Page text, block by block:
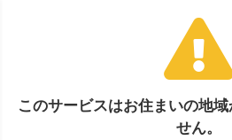
このサービスはお住まいの地域
せん。